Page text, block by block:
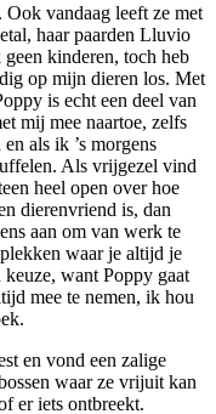
vandaag leeft ze met
haar paarden Lluvio
kinderen, toch heb
op mijn dieren los. Met
is echt een deel van
mij mee naartoe, zelfs
als ik ’s morgens
Als vrijgezel vind
heel open over hoe
dierenvriend is, dan
aan om van werk te
waar je altijd je
want Poppy gaat
mee te nemen, ik hou
en vond een zalige
waar ze vrijuit kan
er iets ontbreekt.